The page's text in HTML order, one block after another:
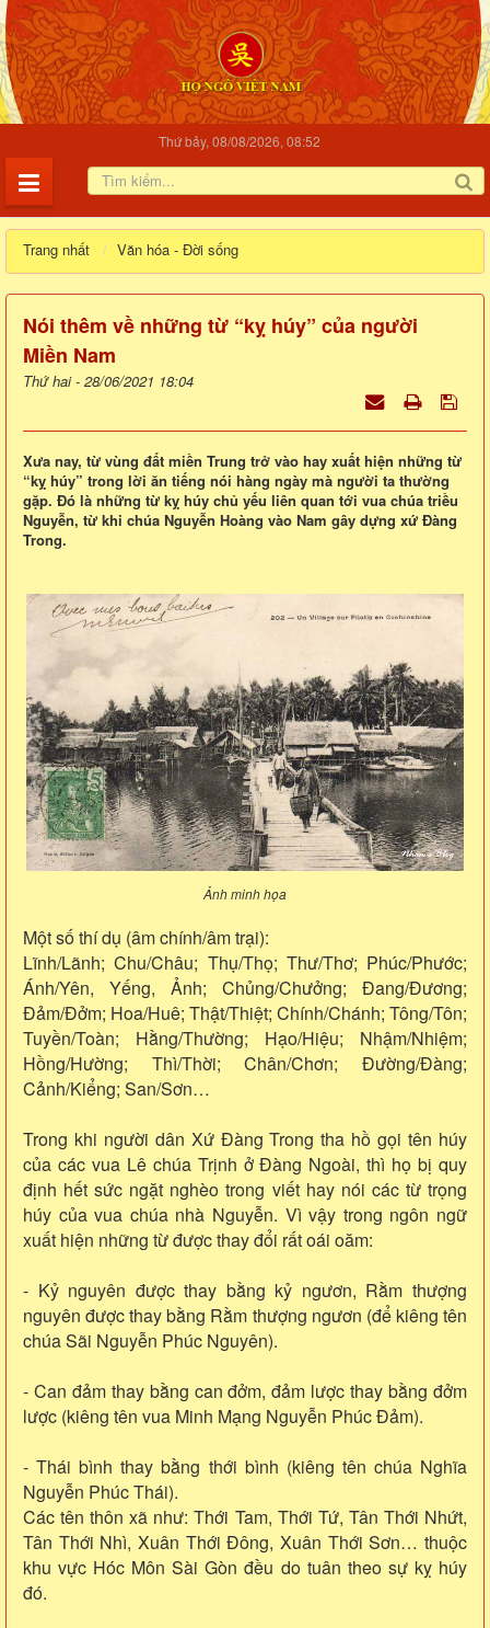
Thứ bảy, 08/08/2026, 08:52
Trang nhất Văn hóa - Đời sống
Nói thêm về những từ “kỵ húy” của người
Miền Nam
Thứ hai - 28/06/2021 18:04
Xưa nay, từ vùng đất miền Trung trở vào hay xuất hiện những từ
“kỵ húy” trong lời ăn tiếng nói hàng ngày mà người ta thường
gặp. Đó là những từ kỵ húy chủ yếu liên quan tới vua chúa triều
Nguyễn, từ khi chúa Nguyễn Hoàng vào Nam gây dựng xứ Đàng
Trong.
Ảnh minh họa
Một số thí dụ (âm chính/âm trại):
Lĩnh/Lãnh; Chu/Châu; Thụ/Thọ; Thư/Thơ; Phúc/Phước;
Ánh/Yên, Yếng, Ảnh; Chủng/Chưởng; Đang/Đương;
Đảm/Đởm; Hoa/Huê; Thật/Thiệt; Chính/Chánh; Tông/Tôn;
Tuyền/Toàn; Hằng/Thường; Hạo/Hiệu; Nhậm/Nhiệm;
Hồng/Hường; Thì/Thời; Chân/Chơn; Đường/Đàng;
Cảnh/Kiểng; San/Sơn…
Trong khi người dân Xứ Đàng Trong tha hồ gọi tên húy
của các vua Lê chúa Trịnh ở Đàng Ngoài, thì họ bị quy
định hết sức ngặt nghèo trong viết hay nói các từ trọng
húy của vua chúa nhà Nguyễn. Vì vậy trong ngôn ngữ
xuất hiện những từ được thay đổi rất oái oăm:
- Kỷ nguyên được thay bằng kỷ ngươn, Rằm thượng
nguyên được thay bằng Rằm thượng ngươn (để kiêng tên
chúa Sãi Nguyễn Phúc Nguyên).
- Can đảm thay bằng can đởm, đảm lược thay bằng đởm
lược (kiêng tên vua Minh Mạng Nguyễn Phúc Đảm).
- Thái bình thay bằng thới bình (kiêng tên chúa Nghĩa
Nguyễn Phúc Thái).
Các tên thôn xã như: Thới Tam, Thới Tứ, Tân Thới Nhứt,
Tân Thới Nhì, Xuân Thới Đông, Xuân Thới Sơn… thuộc
khu vực Hóc Môn Sài Gòn đều do tuân theo sự kỵ húy
đó.